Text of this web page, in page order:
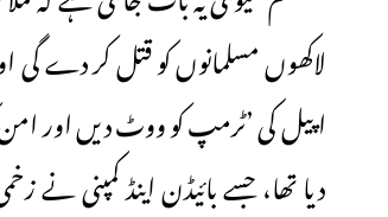
لاکھوں مسلمانوں کو قتل کر دے
اپیل کی ’ٹرمپ کو ووٹ دیں اور امن
دیا تھا، جسے بائیڈن اینڈ کمپنی